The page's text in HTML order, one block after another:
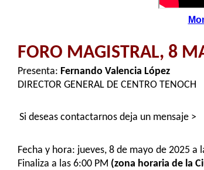
FORO MAGISTRAL, 8
Presenta: Fernando Valencia López
DIRECTOR GENERAL DE CENTRO TENOCH
Si deseas contactarnos deja un mensaje >
Fecha y hora: jueves, 8 de mayo de 2025 a
Finaliza a las 6:00 PM (zona horaria de la